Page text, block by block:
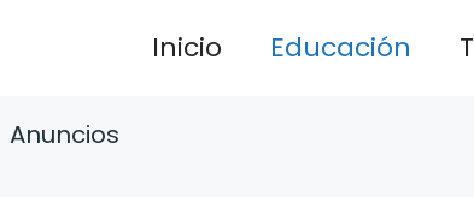
Inicio Educación
Anuncios